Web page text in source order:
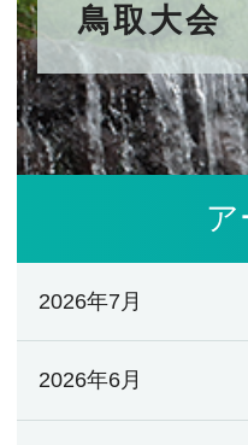
鳥取大会
ア
2026年7月
2026年6月